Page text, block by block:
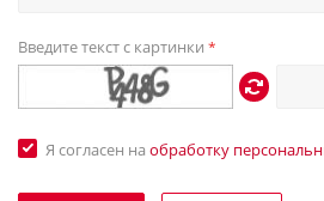
Введите текст с картинки *
Я согласен на обработку